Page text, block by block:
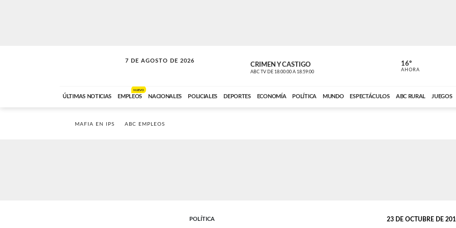
7 DE AGOSTO DE 2026
SOLO MÚSICA CRIMEN Y CASTIGO
ABC TV DE 18:00:00 A 18:59:00 ABC CARDINAL
16º
AHORA
ÚLTIMAS NOTICIAS EMPLEOS
NUEVO
NACIONALES POLICIALES DEPORTES ECONOMÍA POLÍTICA MUNDO ESPECTÁCULOS ABC RURAL JUEGOS
MAFIA EN IPS ABC EMPLEOS
POLÍTICA 23 DE OCTUBRE DE